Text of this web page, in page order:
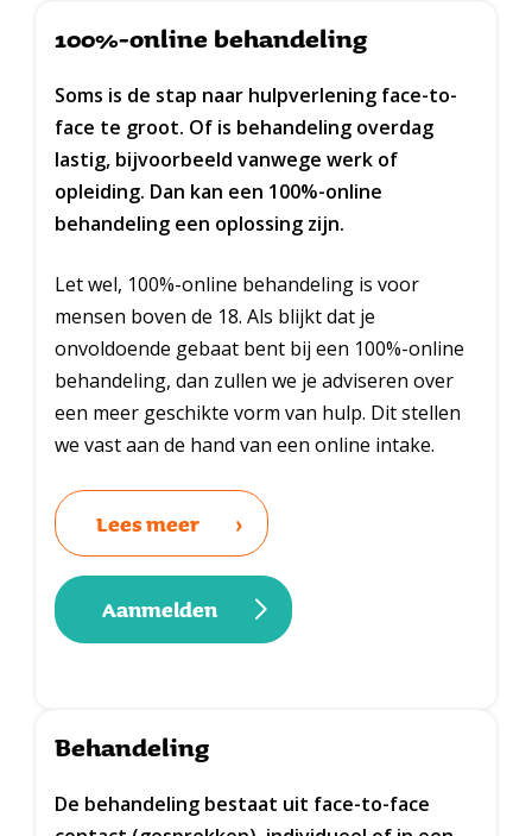
100%-online behandeling
Soms is de stap naar hulpverlening face-to-
face te groot. Of is behandeling overdag
lastig, bijvoorbeeld vanwege werk of
opleiding. Dan kan een 100%-online
behandeling een oplossing zijn.
Let wel, 100%-online behandeling is voor
mensen boven de 18. Als blijkt dat je
onvoldoende gebaat bent bij een 100%-online
behandeling, dan zullen we je adviseren over
een meer geschikte vorm van hulp. Dit stellen
we vast aan de hand van een online intake.
Lees meer
Aanmelden
Behandeling
De behandeling bestaat uit face-to-face